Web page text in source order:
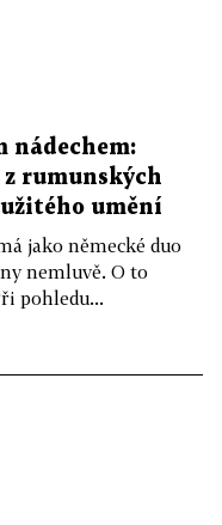
nádechem:
z rumunských
umění
jako německé duo
nemluvě. O to
pohledu...